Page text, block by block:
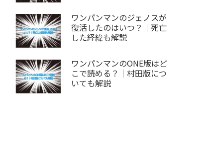
ワンパンマンのジェノスが
復活したのはいつ？｜死亡
した経緯も解説
ワンパンマンのONE版はど
こで読める？｜村田版につ
いても解説